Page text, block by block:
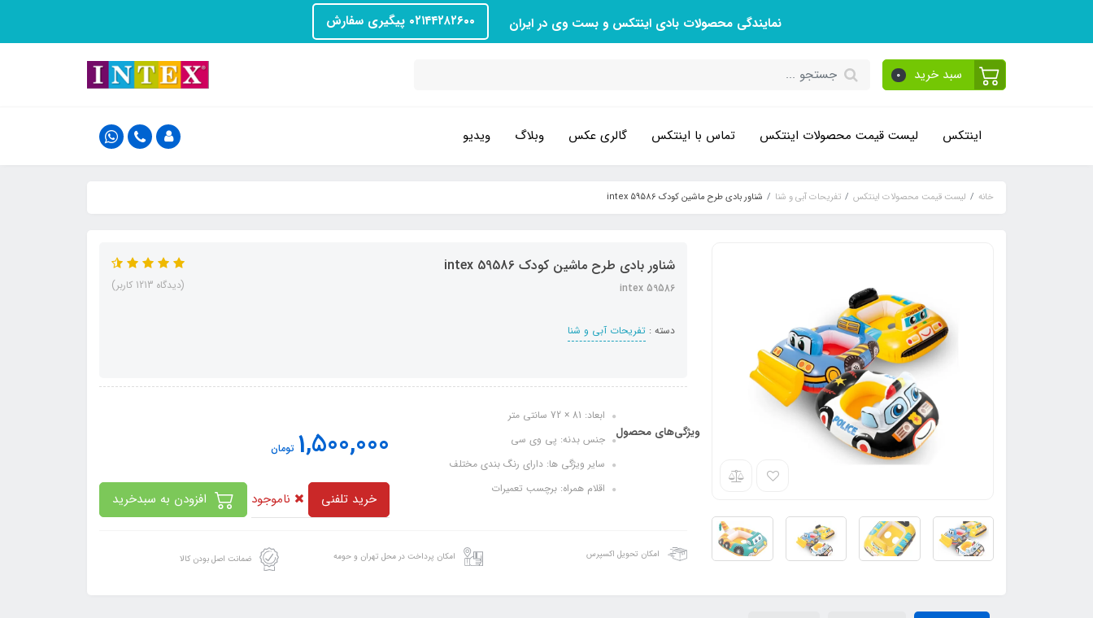
نمایندگی محصولات بادی اینتکس و بست وی در ایران ۰۲۱۴۴۲۸۲۶۰۰ پیگیری سفارش
سبد خرید 0
اینتکس لیست قیمت محصولات اینتکس تماس با اینتکس گالری عکس وبلاگ ویدیو
خانه لیست قیمت محصولات اینتکس تفریحات آبی و شنا شناور بادی طرح ماشین کودک intex 59586
شناور بادی طرح ماشین کودک intex 59586
intex 59586
دسته : تفریحات آبی و شنا
(دیدگاه 1213 کاربر)
ویژگی‌های محصول
ابعاد: 81 × 72 سانتی متر
جنس بدنه: پی وی سی
سایر ویژگی ها: دارای رنگ بندی مختلف
اقلام همراه: برچسب تعمیرات
1,500,000 تومان
خرید تلفنی ناموجود
امکان تحویل اکسپرس امکان پرداخت در محل تهران و حومه ضمانت اصل بودن کالا